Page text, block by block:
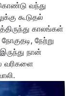
வந்து
கூடுதல்
காலங்கள்
நோகுதடி, நேற்று
நான்
வரிகளை